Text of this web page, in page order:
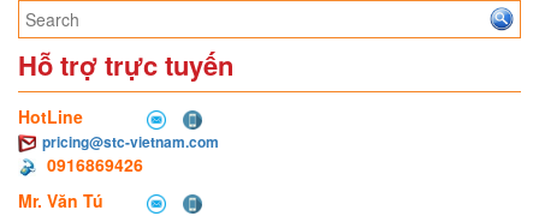
Hỗ trợ trực tuyến
HotLine
pricing@stc-vietnam.com
0916869426
Mr. Văn Tú